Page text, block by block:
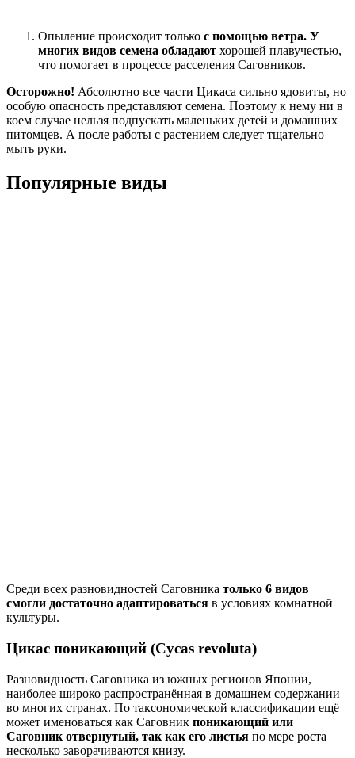
Опыление происходит только с помощью ветра. У
многих видов семена обладают хорошей плавучестью,
что помогает в процессе расселения Саговников.
Осторожно! Абсолютно все части Цикаса сильно ядовиты, но
особую опасность представляют семена. Поэтому к нему ни в
коем случае нельзя подпускать маленьких детей и домашних
питомцев. А после работы с растением следует тщательно
мыть руки.
Популярные виды
Среди всех разновидностей Саговника только 6 видов
смогли достаточно адаптироваться в условиях комнатной
культуры.
Цикас поникающий (Cycas revoluta)
Разновидность Саговника из южных регионов Японии,
наиболее широко распространённая в домашнем содержании
во многих странах. По таксономической классификации ещё
может именоваться как Саговник поникающий или
Саговник отвернутый, так как его листья по мере роста
несколько заворачиваются книзу.